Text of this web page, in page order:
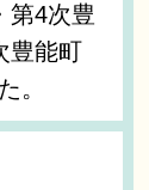
第4次豊
豊能町
。